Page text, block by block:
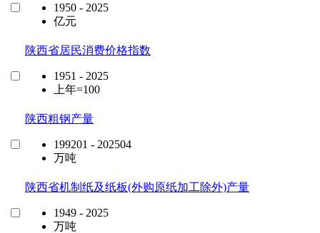
1950 - 2025
亿元
陕西省居民消费价格指数
1951 - 2025
上年=100
陕西粗钢产量
199201 - 202504
万吨
陕西省机制纸及纸板(外购原纸加工除外)产量
1949 - 2025
万吨